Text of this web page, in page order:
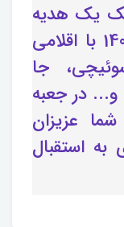
یک هدیه
مناسب به مناسبت نوروز 1405 با اقلامی
جا
و... در جعبه
عزیزان
استقبال